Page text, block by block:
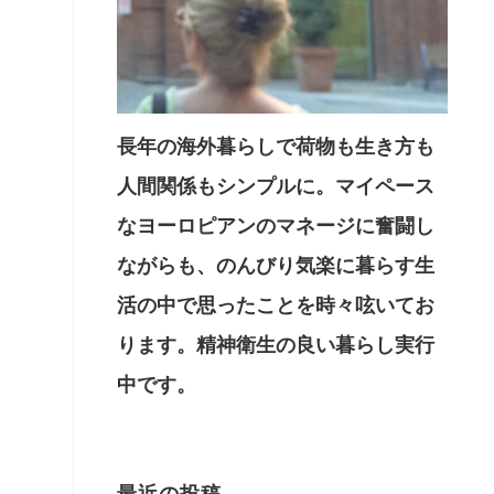
長年の海外暮らしで荷物も生き方も
人間関係もシンプルに。マイペース
なヨーロピアンのマネージに奮闘し
ながらも、のんびり気楽に暮らす生
活の中で思ったことを時々呟いてお
ります。精神衛生の良い暮らし実行
中です。